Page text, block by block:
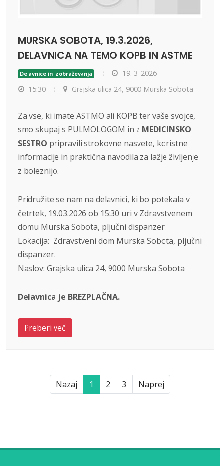
MURSKA SOBOTA, 19.3.2026,
DELAVNICA NA TEMO KOPB IN ASTME
Delavnice in izobraževanja
19. 3. 2026
15:30
Grajska ulica 24, 9000 Murska Sobota
Za vse, ki imate ASTMO ali KOPB ter vaše svojce,
smo skupaj s PULMOLOGOM in z MEDICINSKO
SESTRO pripravili strokovne nasvete, koristne
informacije in praktična navodila za lažje življenje
z boleznijo.
Pridružite se nam na delavnici, ki bo potekala v
četrtek, 19.03.2026 ob 15:30 uri v Zdravstvenem
domu Murska Sobota, pljučni dispanzer.
Lokacija: Zdravstveni dom Murska Sobota, pljučni
dispanzer.
Naslov: Grajska ulica 24, 9000 Murska Sobota
Delavnica je BREZPLAČNA.
Preberi več
Nazaj 1 2 3 Naprej